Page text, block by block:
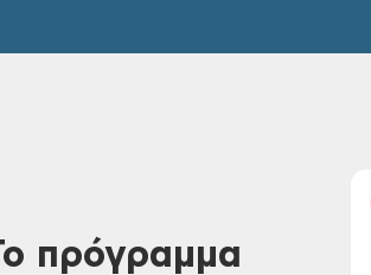
πρόγραμμα